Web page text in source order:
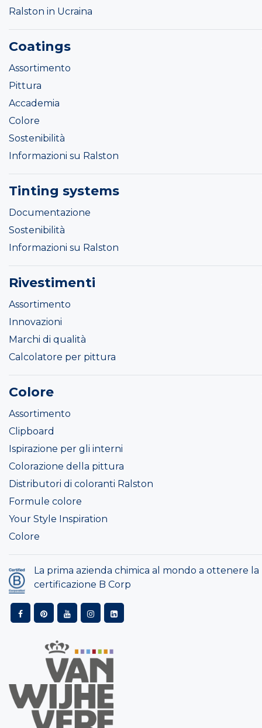
Ralston in Ucraina
Coatings
Assortimento
Pittura
Accademia
Colore
Sostenibilità
Informazioni su Ralston
Tinting systems
Documentazione
Sostenibilità
Informazioni su Ralston
Rivestimenti
Assortimento
Innovazioni
Marchi di qualità
Calcolatore per pittura
Colore
Assortimento
Clipboard
Ispirazione per gli interni
Colorazione della pittura
Distributori di coloranti Ralston
Formule colore
Your Style Inspiration
Colore
La prima azienda chimica al mondo a ottenere la
certificazione B Corp